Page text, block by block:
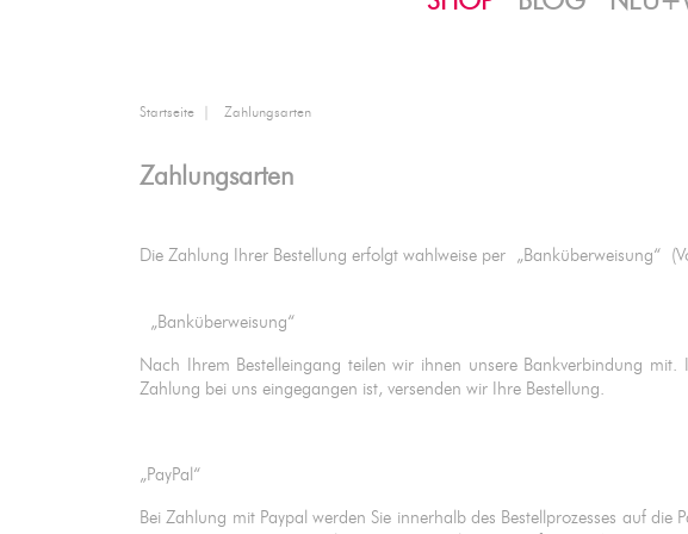
Startseite Zahlungsarten
Zahlungsarten
Die Zahlung Ihrer Bestellung erfolgt wahlweise per „Banküberweisung“
„Banküberweisung“
Nach Ihrem Bestelleingang teilen wir ihnen unsere Bankverbindung
Zahlung bei uns eingegangen ist, versenden wir Ihre Bestellung.
„PayPal“
Bei Zahlung mit Paypal werden Sie innerhalb des Bestellprozesses auf